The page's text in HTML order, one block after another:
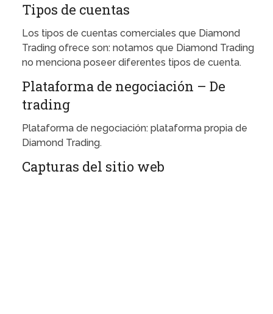
Tipos de cuentas
Los tipos de cuentas comerciales que Diamond
Trading ofrece son: notamos que Diamond Trading
no menciona poseer diferentes tipos de cuenta.
Plataforma de negociación – De
trading
Plataforma de negociación: plataforma propia de
Diamond Trading.
Capturas del sitio web